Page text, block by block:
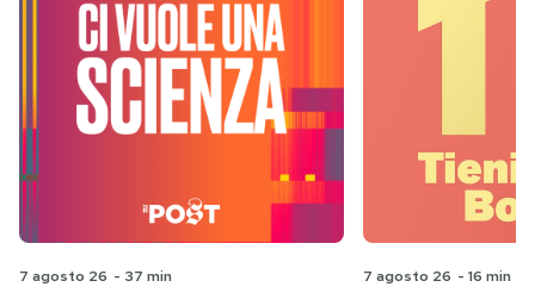
7 agosto 26 - 37 min 7 agosto 26 - 16 min